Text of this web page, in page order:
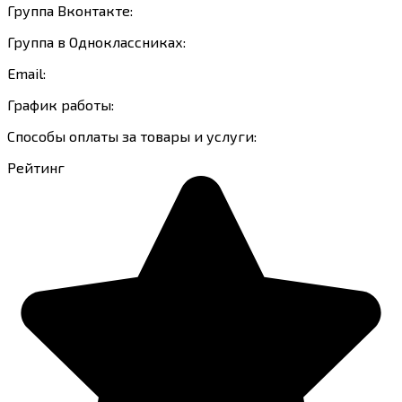
Группа Вконтакте:
Группа в Одноклассниках:
Email:
График работы:
Способы оплаты за товары и услуги:
Рейтинг